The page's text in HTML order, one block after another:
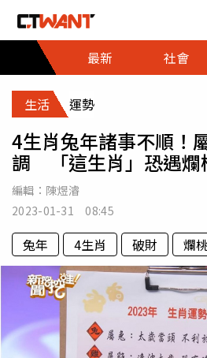
最新
社會
生活 運勢
4生肖兔年諸事不順！
調 「這生肖」恐遇爛
編輯： 陳煜濬
2023-01-31 08:45
兔年 4生肖 破財 爛